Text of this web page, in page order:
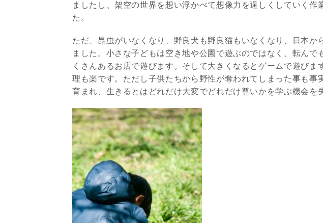
ましたし、架空の世界を想い浮かべて想像力を逞しくしていく作
た。
ただ、昆虫がいなくなり、野良犬も野良猫もいなくなり、日本か
ました。小さな子どもは空き地や公園で遊ぶのではなく、転んで
くさんあるお店で遊びます。そして大きくなるとゲームで遊びま
理も楽です。ただし子供たちから野性が奪われてしまった事も事
育まれ、生きるとはどれだけ大変でどれだけ尊いかを学ぶ機会を